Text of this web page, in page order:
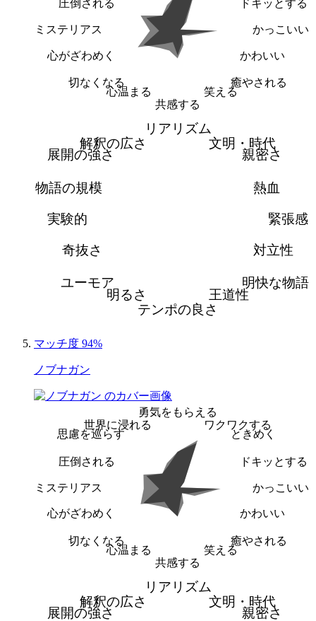
ドキッとする
かっこいい
かわいい
癒やされる
笑える
共感する
心温まる
切なくなる
心がざわめく
ミステリアス
圧倒される
リアリズム
文明・時代
親密さ
熱血
緊張感
対立性
明快な物語
王道性
テンポの良さ
明るさ
ユーモア
奇抜さ
実験的
物語の規模
展開の強さ
解釈の広さ
マッチ度 94%
ノブナガン
勇気をもらえる
ワクワクする
ときめく
ドキッとする
かっこいい
かわいい
癒やされる
笑える
共感する
心温まる
切なくなる
心がざわめく
ミステリアス
圧倒される
思慮を巡らす
世界に浸れる
リアリズム
文明・時代
親密さ
展開の強さ
解釈の広さ